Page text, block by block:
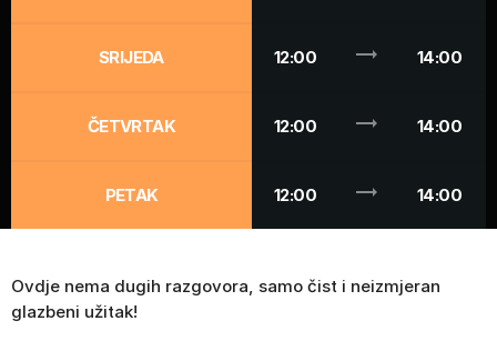
SRIJEDA 12:00 trending_flat 14:00
ČETVRTAK 12:00 trending_flat 14:00
PETAK 12:00 trending_flat 14:00
Ovdje nema dugih razgovora, samo čist i neizmjeran
glazbeni užitak!